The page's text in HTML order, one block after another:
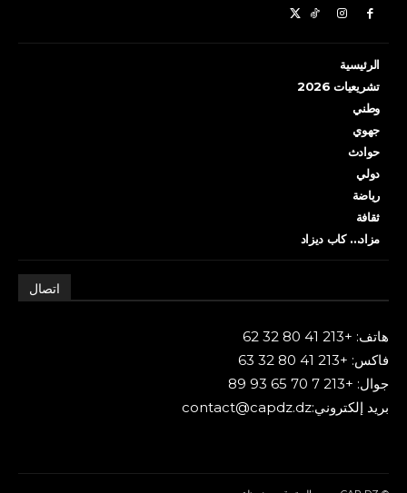
الرئيسية
تشريعيات 2026
وطني
جهوي
حوادث
دولي
رياضة
ثقافة
مزاد… كاب ديزاد
اتصال
هاتف: +213 41 80 32 62
فاكس: +213 41 80 32 63
جوال: +213 7 70 65 93 89
بريد إلكتروني:contact@capdz.dz